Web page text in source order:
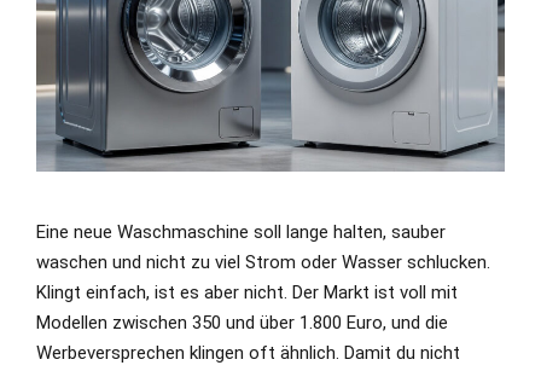
Eine neue Waschmaschine soll lange halten, sauber
waschen und nicht zu viel Strom oder Wasser schlucken.
Klingt einfach, ist es aber nicht. Der Markt ist voll mit
Modellen zwischen 350 und über 1.800 Euro, und die
Werbeversprechen klingen oft ähnlich. Damit du nicht